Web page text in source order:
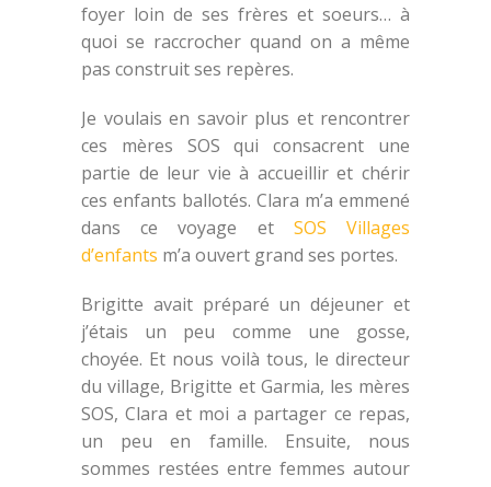
foyer loin de ses frères et soeurs… à
quoi se raccrocher quand on a même
pas construit ses repères.
Je voulais en savoir plus et rencontrer
ces mères SOS qui consacrent une
partie de leur vie à accueillir et chérir
ces enfants ballotés. Clara m’a emmené
dans ce voyage et SOS Villages
d’enfants m’a ouvert grand ses portes.
Brigitte avait préparé un déjeuner et
j’étais un peu comme une gosse,
choyée. Et nous voilà tous, le directeur
du village, Brigitte et Garmia, les mères
SOS, Clara et moi a partager ce repas,
un peu en famille. Ensuite, nous
sommes restées entre femmes autour